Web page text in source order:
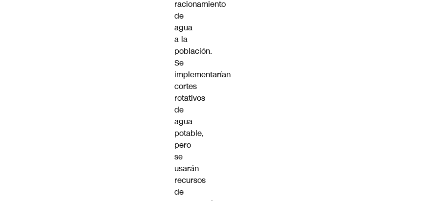
racionamiento
de
agua
a la
población.
Se
implementarían
cortes
rotativos
de
agua
potable,
pero
se
usarán
recursos
de